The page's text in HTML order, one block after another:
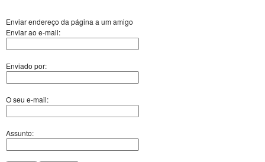
Enviar endereço da página a um amigo
Enviar ao e-mail:
Enviado por:
O seu e-mail:
Assunto: